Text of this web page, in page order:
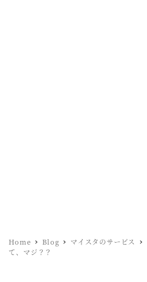
Home Blog マイスタのサービス
て、マジ？？